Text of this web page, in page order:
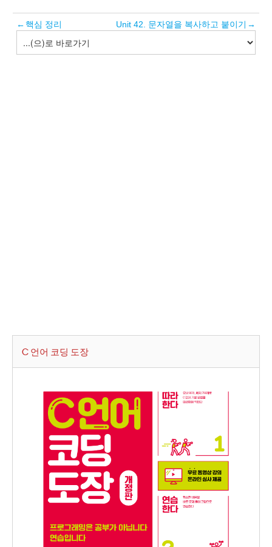
← 핵심 정리 Unit 42. 문자열을 복사하고 붙이기 →
C 언어 코딩 도장